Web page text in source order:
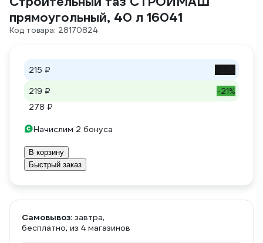
прямоугольный, 40 л 16041
Код товара: 28170824
215 ₽
219 ₽
-21%
278 ₽
Начислим 2 бонуса
В корзину
Быстрый заказ
Самовывоз: завтра,
бесплатно, из 4 магазинов